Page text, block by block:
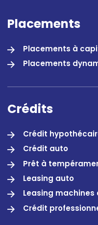
Placements
Placements à
Placements
Crédits
Crédit
Crédit auto
Prêt à
Leasing auto
Leasing
Crédit